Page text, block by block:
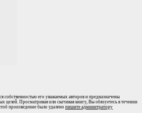
собственностью его уважаемых авторов и предназначены
целей. Просматривая или скачивая книгу, Вы обязуетесь в течении
произведение было удалено пишите админитратору